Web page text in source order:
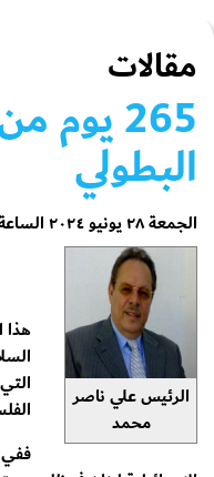
مقالات
265
البطولي
الجمعة ٢٨ يونيو ٢٠٢٤ الساعة ١٢:٠٠ صباحاً
الرئيس علي ناصر
محمد
هذا